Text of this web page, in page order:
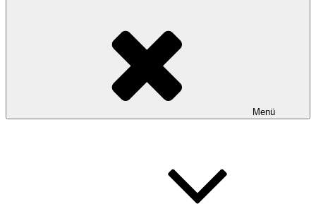
Menü